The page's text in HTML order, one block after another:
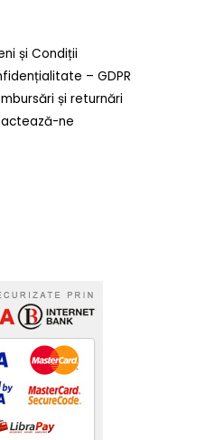
și Condiții
– GDPR
și returnări
ne